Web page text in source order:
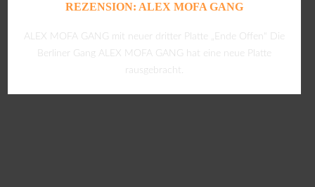
REZENSION: ALEX MOFA GANG
ALEX MOFA GANG mit neuer dritter Platte „Ende Offen“ Die
Berliner Gang ALEX MOFA GANG hat eine neue Platte
rausgebracht.